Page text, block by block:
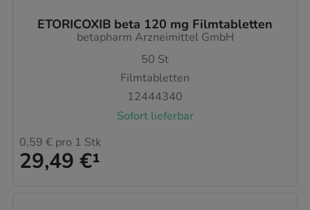
ETORICOXIB beta 120 mg Filmtabletten
betapharm Arzneimittel GmbH
50 St
Filmtabletten
12444340
Sofort lieferbar
29,49 €¹
0,59 € pro 1 Stk